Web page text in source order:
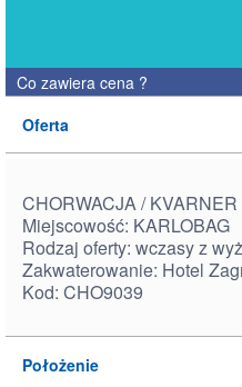
Co zawiera cena ?
Oferta
CHORWACJA / KVARNER
Miejscowość: KARLOBAG
Rodzaj oferty: wczasy z
Zakwaterowanie: Hotel
Kod: CHO9039
Położenie